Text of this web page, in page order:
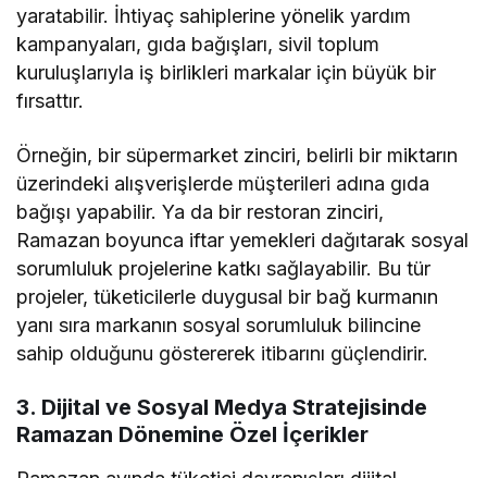
yaratabilir. İhtiyaç sahiplerine yönelik yardım
kampanyaları, gıda bağışları, sivil toplum
kuruluşlarıyla iş birlikleri markalar için büyük bir
fırsattır.
Örneğin, bir süpermarket zinciri, belirli bir miktarın
üzerindeki alışverişlerde müşterileri adına gıda
bağışı yapabilir. Ya da bir restoran zinciri,
Ramazan boyunca iftar yemekleri dağıtarak sosyal
sorumluluk projelerine katkı sağlayabilir. Bu tür
projeler, tüketicilerle duygusal bir bağ kurmanın
yanı sıra markanın sosyal sorumluluk bilincine
sahip olduğunu göstererek itibarını güçlendirir.
3. Dijital ve Sosyal Medya Stratejisinde
Ramazan Dönemine Özel İçerikler